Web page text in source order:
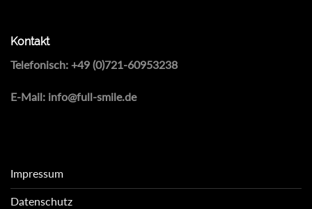
Kontakt
Telefonisch: +49 (0)721-60953238
E-Mail: info@full-smile.de
Impressum
Datenschutz